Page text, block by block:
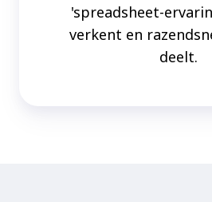
'spreadsheet-
verkent en
deelt.